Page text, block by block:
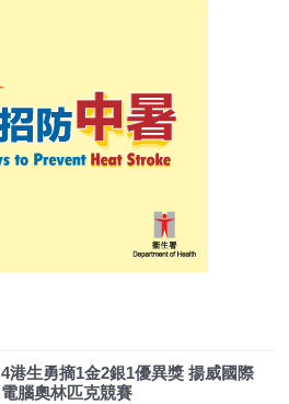
4港生勇摘1金2銀1優異獎 揚威國際
電腦奧林匹克競賽